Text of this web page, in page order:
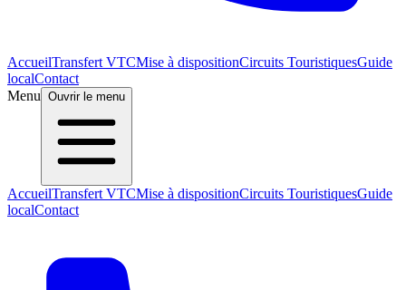
AccueilTransfert VTCMise à dispositionCircuits TouristiquesGuide
localContact
Menu Ouvrir le menu
AccueilTransfert VTCMise à dispositionCircuits TouristiquesGuide
localContact